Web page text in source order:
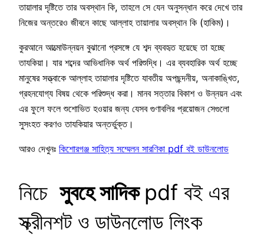
তায়ালার দৃষ্টিতে তার অবস্থান কি, তাহলে সে যেন অনুসন্ধান করে দেখে তার
নিজের অন্তরেও জীবনে কাছে আল্লাহ তায়ালার অবস্থান কি (হাকিম)।
কুরআনে আত্মোউন্নয়ন বুঝানো প্রসঙ্গে যে শব্দ ব্যবহৃত হয়েছে তা হচ্ছে
তাযকিয়া। যার শব্দের আভিধানিক অর্থ পরিশুদ্ধি। এর ব্যবহারিক অর্থ হচ্ছে
মানুষের সত্ত্বাকে আল্লাহ তায়ালার দৃষ্টিতে যাবতীয় অপছন্দনীয়, অনাকাঙ্খিত,
গ্রহনযোগ্য বিষয় থেকে পরিশুদ্ধ করা। মানব সত্তার বিকাশ ও উন্নয়ন এবং
এর ফুলে ফলে শুশোভিত হওয়ার জন্য যেসব গুণাবলির প্রয়োজন সেগুলো
সুসংহত করণও তাযকিয়ার অন্তর্ভুক্ত।
আরও দেখুনঃ কিশোরগঞ্জ সাহিত্য সম্মেলন সারণিকা pdf বই ডাউনলোড
নিচে সুবহে সাদিক pdf বই এর
স্ক্রীনশট ও ডাউনলোড লিংক